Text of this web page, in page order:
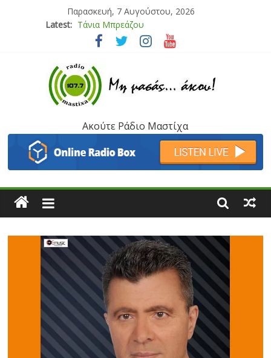
Παρασκευή, 7 Αυγούστου, 2026
Latest: Bliss
Μάνος Τρυπιάς & Γιώργος Στρατάκης
Ιορδάνης Αγαπητός
Μαριάννα Μασάδη
Τάνια Μπρεάζου
Ακούτε Ράδιο Μαστίχα